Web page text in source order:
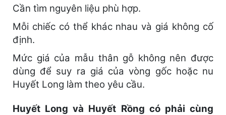
Cần tìm nguyên liệu phù hợp.
Mỗi chiếc có thể khác nhau và giá không cố
định.
Mức giá của mẫu thân gỗ không nên được
dùng để suy ra giá của vòng gốc hoặc nu
Huyết Long làm theo yêu cầu.
Huyết Long và Huyết Rồng có phải cùng